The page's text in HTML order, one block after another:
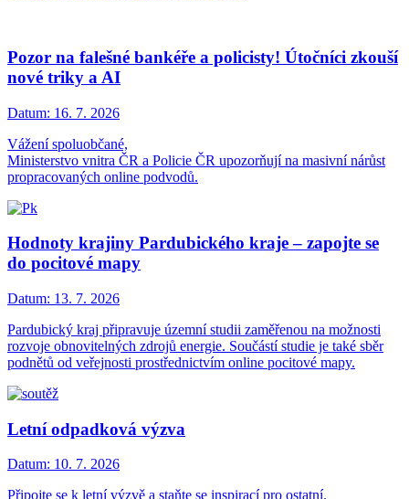
Pozor na falešné bankéře a policisty! Útočníci zkouší
nové triky a AI
Datum: 16. 7. 2026
Vážení spoluobčané,
Ministerstvo vnitra ČR a Policie ČR upozorňují na masivní nárůst
propracovaných online podvodů.
Hodnoty krajiny Pardubického kraje – zapojte se
do pocitové mapy
Datum: 13. 7. 2026
Pardubický kraj připravuje územní studii zaměřenou na možnosti
rozvoje obnovitelných zdrojů energie. Součástí studie je také sběr
podnětů od veřejnosti prostřednictvím online pocitové mapy.
Letní odpadková výzva
Datum: 10. 7. 2026
Připojte se k letní výzvě a staňte se inspirací pro ostatní.